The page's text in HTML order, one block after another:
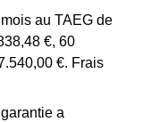
au TAEG de
€, 60
€. Frais
a